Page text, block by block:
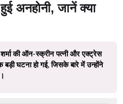
अनहोनी, जानें क्या
की ऑन-स्क्रीन पत्नी और एक्ट्रेस
घटना हो गई, जिसके बारे में उन्होंने